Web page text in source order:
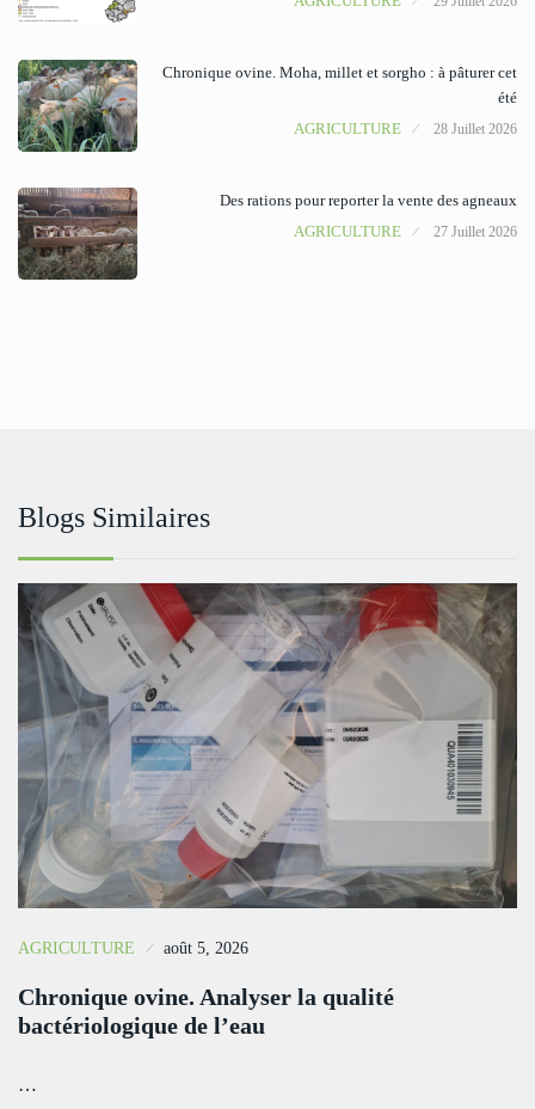
Chronique ovine. Moha, millet et sorgho : à pâturer cet
été
AGRICULTURE
28 Juillet 2026
Des rations pour reporter la vente des agneaux
AGRICULTURE
27 Juillet 2026
Blogs Similaires
AGRICULTURE août 5, 2026
Chronique ovine. Analyser la qualité
bactériologique de l’eau
…